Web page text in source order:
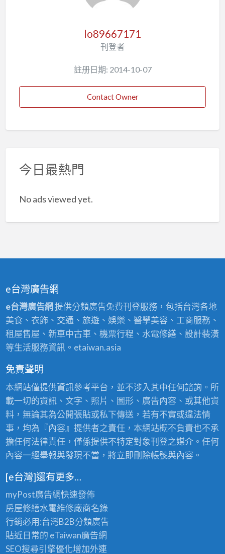
lo89667171
刊登者
註册日期: 2014-10-07
Contact Owner
今日最熱門
No ads viewed yet.
e台灣廣告網
e台灣廣告網 提供分類廣告免費刊登服務，包括台灣各地
美食、衣飾、交通、旅遊、娛樂、醫學美容、工商服務、
租屋售屋、新車中古車、機票行程、水電修繕、設計裝潢
等生活服務資訊。etaiwan.asia
免責聲明
本網站僅提供資訊參考平台，並不涉入其中任何諮詢。所
載一切的資訊、文字、照片、圖形、廣告內容、或其他資
料，無論其為公開張貼或私下傳送，若有不實或違法情
事，均為『內容』提供者之責任，本網站概不負責也不承
擔任何法律責任，僅係提供不特定對象刊登之媒介。任何
內容一經舉報與發現不當，將立即刪除帳號與內容。
[e台灣]還有更多…
myPost廣告網快速發佈
房屋修繕水電維修廠商名錄
行銷必用:台灣B2B分類廣告
貼近日常的 eTaiwan廣告網
SEO搜尋引擎優化增加外連